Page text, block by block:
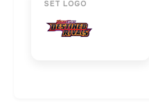
SET LOGO